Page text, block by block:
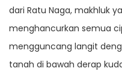
dari Ratu Naga, makhluk
menghancurkan semua
mengguncang langit
tanah di bawah derap